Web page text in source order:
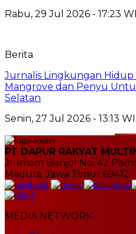
Rabu, 29 Jul 2026 - 17:23
Berita
Jurnalis Lingkungan
Mangrove dan Penyu
Selatan
Senin, 27 Jul 2026 - 13:13
PT DAPUR RAKYAT
Jl. Imam Bonjol No. 42
Madura, Jawa Timur 69412
MEDIA NETWORK